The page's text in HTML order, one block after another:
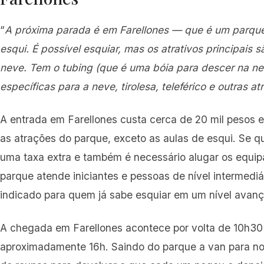
“A próxima parada é em Farellones — que é um
esqui. É possível esquiar, mas os atrativos principais
neve. Tem o tubing (que é uma bóia para descer na
específicas para a neve, tirolesa, teleférico e outras
A entrada em Farellones custa cerca de 20 mil pesos
as atrações do parque, exceto as aulas de esqui. Se
uma taxa extra e também é necessário alugar os
parque atende iniciantes e pessoas de nível
indicado para quem já sabe esquiar em um nível
A chegada em Farellones acontece por volta de
aproximadamente 16h. Saindo do parque a van para